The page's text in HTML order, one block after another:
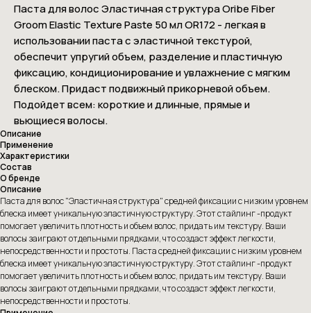
Паста для волос Эластичная структура Oribe Fiber
Groom Elastic Texture Paste 50 мл OR172 - легкая в
использовании паста с эластичной текстурой,
обеспечит упругий объем, разделение и пластичную
фиксацию, кондиционирование и увлажнение с мягким
блеском. Придаст подвижный прикорневой объем.
Подойдет всем: короткие и длинные, прямые и
вьющиеся волосы.
Описание
Применение
Характеристики
Состав
О бренде
Описание
Паста для волос "Эластичная структура" средней фиксации с низким уровнем
блеска имеет уникальную эластичную структуру. Этот стайлинг -продукт
помогает увеличить плотность и объем волос, придать им текстуру. Ваши
волосы заиграют отдельными прядками, что создаст эффект легкости,
непосредственности и простоты. Паста средней фиксации с низким уровнем
блеска имеет уникальную эластичную структуру. Этот стайлинг -продукт
помогает увеличить плотность и объем волос, придать им текстуру. Ваши
волосы заиграют отдельными прядками, что создаст эффект легкости,
непосредственности и простоты.